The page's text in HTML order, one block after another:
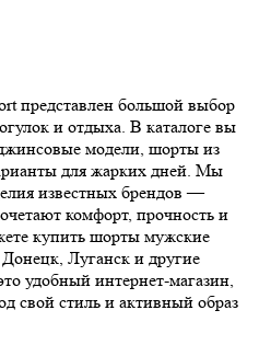
представлен большой выбор
и отдыха. В каталоге вы
модели, шорты из
для жарких дней. Мы
известных брендов —
комфорт, прочность и
купить шорты мужские
Луганск и другие
удобный интернет-магазин,
свой стиль и активный образ